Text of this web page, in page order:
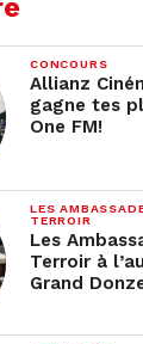
CONCOURS
Allianz
gagne tes
One FM!
LES
TERROIR
Les
Terroir à
Grand